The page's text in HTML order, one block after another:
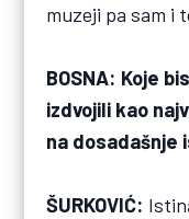
muzeji pa sam i
BOSNA: Koje
izdvojili kao
na dosadašnje
ŠURKOVIĆ: